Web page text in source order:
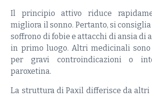
Il principio attivo riduce
migliora il sonno. Pertanto, si
soffrono di fobie e attacchi di ansia di
in primo luogo. Altri medicinali
per gravi controindicazioni o
paroxetina.
La struttura di Paxil differisce da altri